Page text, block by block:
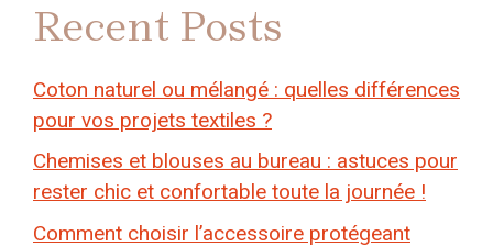
Recent Posts
Coton naturel ou mélangé : quelles différences
pour vos projets textiles ?
Chemises et blouses au bureau : astuces pour
rester chic et confortable toute la journée !
Comment choisir l’accessoire protégeant